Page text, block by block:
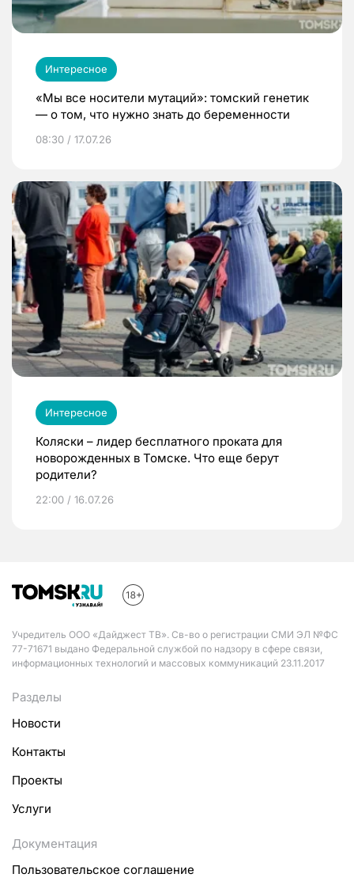
Интересное
«Мы все носители мутаций»: томский генетик
— о том, что нужно знать до беременности
08:30 / 17.07.26
Интересное
Коляски – лидер бесплатного проката для
новорожденных в Томске. Что еще берут
родители?
22:00 / 16.07.26
Учредитель ООО «Дайджест ТВ». Св-во о регистрации СМИ ЭЛ №ФС
77-71671 выдано Федеральной службой по надзору в сфере связи,
информационных технологий и массовых коммуникаций 23.11.2017
Разделы
Новости
Контакты
Проекты
Услуги
Документация
Пользовательское соглашение